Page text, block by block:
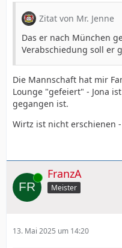
Zitat von Mr. Jenne
Das er nach München
Verabschiedung soll er
Die Mannschaft hat mir
Lounge "gefeiert" - Jona
gegangen ist.
Wirtz ist nicht erschienen
Online FranzA
Meister
13. Mai 2025 um 14:20